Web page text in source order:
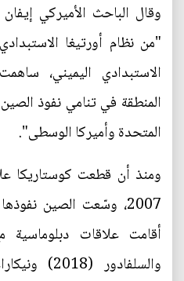
وقال الباحث الأميركي
"من نظام أورتيغا
الاستبدادي اليميني،
المنطقة في تنامي نفوذ
المتحدة وأميركا الوسطى".
ومنذ أن قطعت كوستاريكا
2007، وسّعت الصين